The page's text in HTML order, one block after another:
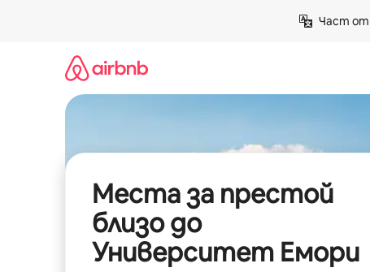
Част от
Места за престой
близо до
Университет Емори